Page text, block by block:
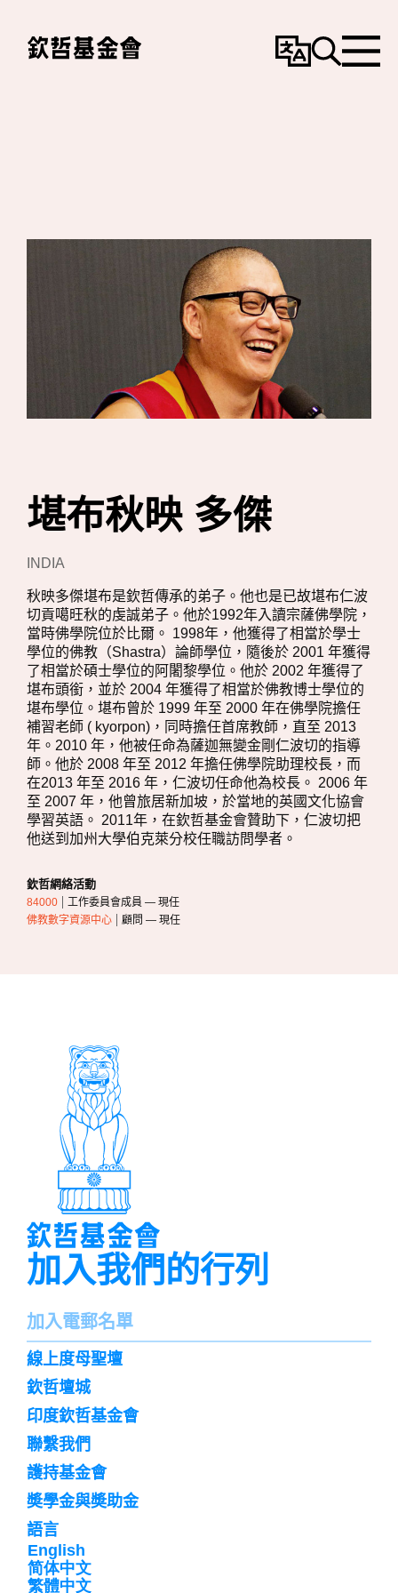
變
搜
選
堪布秋映 多傑
INDIA
秋映多傑堪布是欽哲傳承的弟子。他也是已故堪布仁波
切貢噶旺秋的虔誠弟子。他於1992年入讀宗薩佛學院，
當時佛學院位於比爾。 1998年，他獲得了相當於學士
學位的佛教（Shastra）論師學位，隨後於 2001 年獲得
了相當於碩士學位的阿闍黎學位。他於 2002 年獲得了
堪布頭銜，並於 2004 年獲得了相當於佛教博士學位的
堪布學位。堪布曾於 1999 年至 2000 年在佛學院擔任
補習老師 ( kyorpon)，同時擔任首席教師，直至 2013
年。2010 年，他被任命為薩迦無變金剛仁波切的指導
師。他於 2008 年至 2012 年擔任佛學院助理校長，而
在2013 年至 2016 年，仁波切任命他為校長。 2006 年
至 2007 年，他曾旅居新加坡，於當地的英國文化協會
學習英語。 2011年，在欽哲基金會贊助下，仁波切把
他送到加州大學伯克萊分校任職訪問學者。
欽哲網絡活動
84000
工作委員會成員 — 現任
佛教數字資源中心
顧問 — 現任
加入我們的行列
名
字
加入電郵名單
訌
閱
線上度母聖壇
欽哲壇城
印度欽哲基金會
聯繫我們
護持基金會
奬學金與奬助金
語言
English
简体中文
繁體中文